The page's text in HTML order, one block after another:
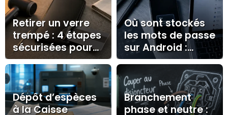
Retirer un verre
trempé : 4 étapes
sécurisées pour
préserver votre
écran
Où sont stockés
les mots de passe
sur Android :
Google, Samsung
Pass ou stockage
local ?
Dépôt d’espèces
à la Caisse
Branchement
phase et neutre :